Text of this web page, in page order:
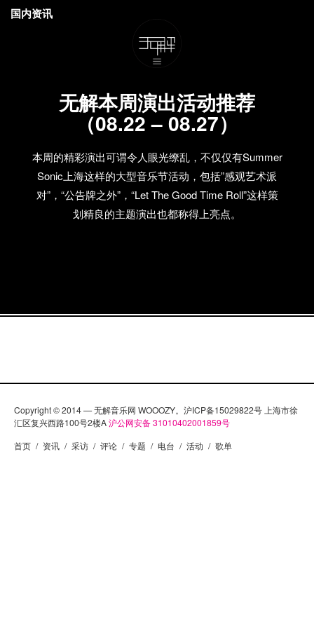
无解本周演出活动推荐
（08.22 – 08.27）
本周的精彩演出可谓令人眼光缭乱，不仅仅有Summer
Sonic上海这样的大型音乐节活动，包括”感观艺术派
对”，“公告牌之外”，“Let The Good Time Roll”这样策
划精良的主题演出也都称得上亮点。
国内资讯
Copyright © 2014 — 无解音乐网 WOOOZY。沪ICP备15029822号 上海市徐
汇区复兴西路100号2楼A沪公网安备 31010402001859号
首页 / 资讯 / 采访 / 评论 / 专题 / 电台 / 活动 / 歌单